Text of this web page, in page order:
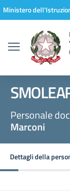
Vai ai contenuti
Vai al menu di
Vai al footer
Ministero
Personale
Marconi
Dettagli della